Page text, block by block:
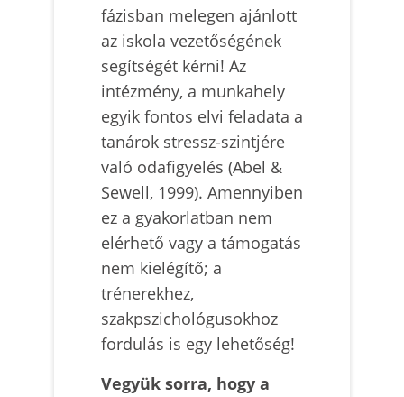
fázisban melegen ajánlott
az iskola vezetőségének
segítségét kérni! Az
intézmény, a munkahely
egyik fontos elvi feladata a
tanárok stressz-szintjére
való odafigyelés (Abel &
Sewell, 1999). Amennyiben
ez a gyakorlatban nem
elérhető vagy a támogatás
nem kielégítő; a
trénerekhez,
szakpszichológusokhoz
fordulás is egy lehetőség!
Vegyük sorra, hogy a